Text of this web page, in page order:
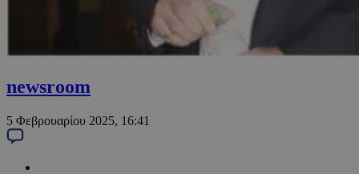
newsroom
5 Φεβρουαρίου 2025, 16:41